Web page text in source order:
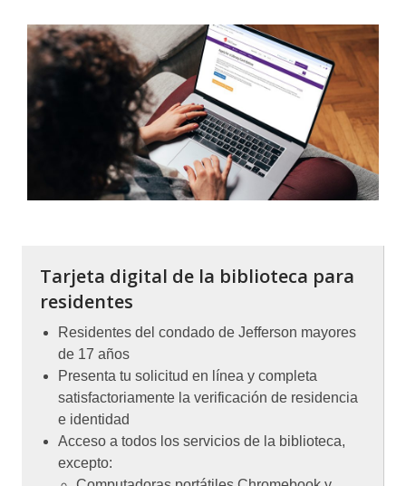
Tarjeta digital de la biblioteca para
residentes
Residentes del condado de Jefferson mayores
de 17 años
Presenta tu solicitud en línea y completa
satisfactoriamente la verificación de residencia
e identidad
Acceso a todos los servicios de la biblioteca,
excepto: